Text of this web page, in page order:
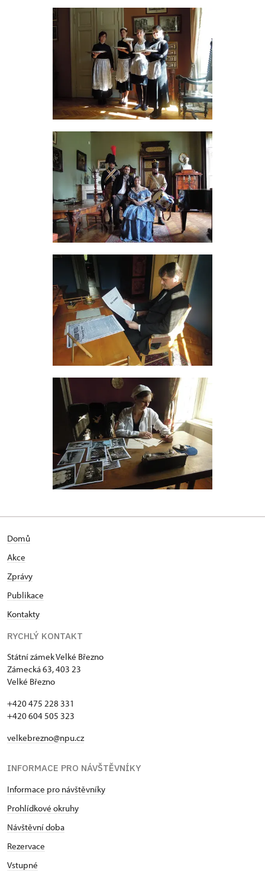
Domů
Akce
Zprávy
Publikace
Kontakty
RYCHLÝ KONTAKT
Státní zámek Velké Březno
Zámecká 63, 403 23
Velké Březno
+420 475 228 331
+420 604 505 323
velkebrezno@npu.cz
INFORMACE PRO NÁVŠTĚVNÍKY
Informace pro návštěvníky
Prohlídkové okruhy
Návštěvní doba
Rezervace
Vstupné